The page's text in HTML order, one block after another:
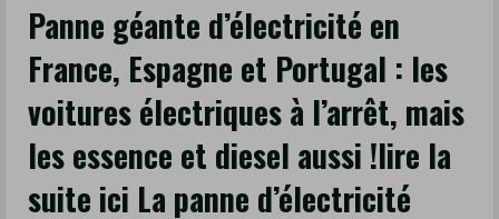
de
la
France
a
déjà
de
Panne géante d’électricité en
France, Espagne et Portugal : les
voitures électriques à l’arrêt, mais
les essence et diesel aussi !lire la
suite ici La panne d’électricité